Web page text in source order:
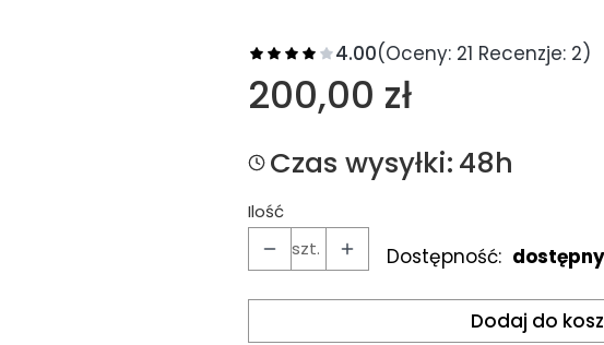
4.00(Oceny: 21 Recenzje: 2)
Cena
200,00 zł
Czas wysyłki:48h
Ilość
szt.
Dostępność: dostępny
Dodaj do